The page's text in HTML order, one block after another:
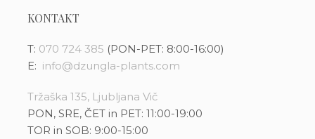
KONTAKT
T: 070 724 385 (PON-PET: 8:00-16:00)
E: info@dzungla-plants.com
Tržaška 135, Ljubljana Vič
PON, SRE, ČET in PET: 11:00-19:00
TOR in SOB: 9:00-15:00